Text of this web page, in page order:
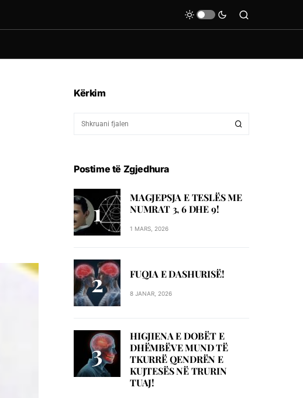
Kërkim
Postime të Zgjedhura
MAGJEPSJA E TESLËS ME
NUMRAT 3, 6 DHE 9!
1 MARS, 2026
FUQIA E DASHURISË!
8 JANAR, 2026
HIGJIENA E DOBËT E
DHËMBËVE MUND TË
TKURRË QENDRËN E
KUJTESËS NË TRURIN
TUAJ!